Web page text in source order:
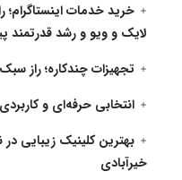
خرید خدمات اینستاگرام؛
لایک و ویو و رشد قدرتمند
تجهیزات چندکاره؛ راز
انتخابی حرفه‌ای و
بهترین کلینیک زیبایی
خیرآبادی